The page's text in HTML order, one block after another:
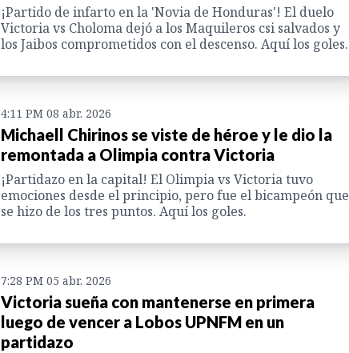
¡Partido de infarto en la 'Novia de Honduras'! El duelo
Victoria vs Choloma dejó a los Maquileros csi salvados y
los Jaibos comprometidos con el descenso. Aquí los goles.
4:11 PM 08 abr. 2026
Michaell Chirinos se viste de héroe y le dio la
remontada a Olimpia contra Victoria
¡Partidazo en la capital! El Olimpia vs Victoria tuvo
emociones desde el principio, pero fue el bicampeón que
se hizo de los tres puntos. Aquí los goles.
7:28 PM 05 abr. 2026
Victoria sueña con mantenerse en primera
luego de vencer a Lobos UPNFM en un
partidazo